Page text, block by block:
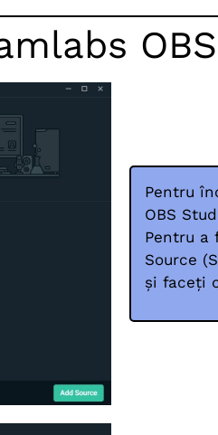
OBS
Pentru
OBS
Pentru a
Source
și faceți